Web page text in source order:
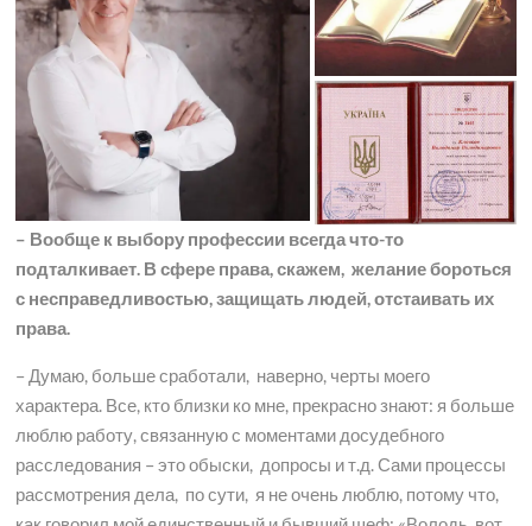
– Вообще к выбору профессии всегда что-то
подталкивает. В сфере права, скажем, желание бороться
с несправедливостью, защищать людей, отстаивать их
права.
– Думаю, больше сработали, наверно, черты моего
характера. Все, кто близки ко мне, прекрасно знают: я больше
люблю работу, связанную с моментами досудебного
расследования – это обыски, допросы и т.д. Сами процессы
рассмотрения дела, по сути, я не очень люблю, потому что,